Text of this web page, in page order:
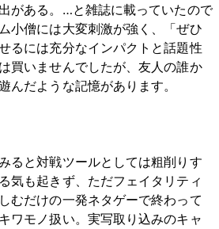
がある。…と雑誌に載っていたので
小僧には大変刺激が強く、「ぜひ
るには充分なインパクトと話題性
買いませんでしたが、友人の誰か
んだような記憶があります。
ると対戦ツールとしては粗削りす
気も起きず、ただフェイタリティ
むだけの一発ネタゲーで終わって
ワモノ扱い。実写取り込みのキャ